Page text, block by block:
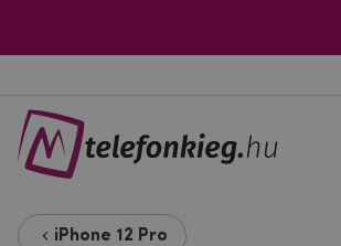
iPhone 12 Pro